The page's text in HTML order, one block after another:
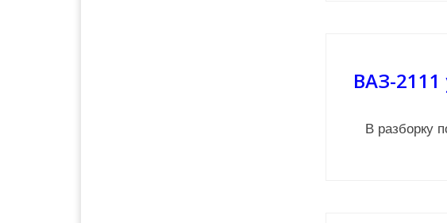
ВАЗ-
В разборку